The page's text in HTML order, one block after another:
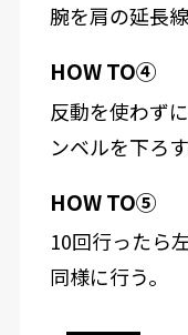
腕を肩の延長
HOW TO④
反動を使わず
ンベルを下ろす
HOW TO⑤
10回行ったら
同様に行う。